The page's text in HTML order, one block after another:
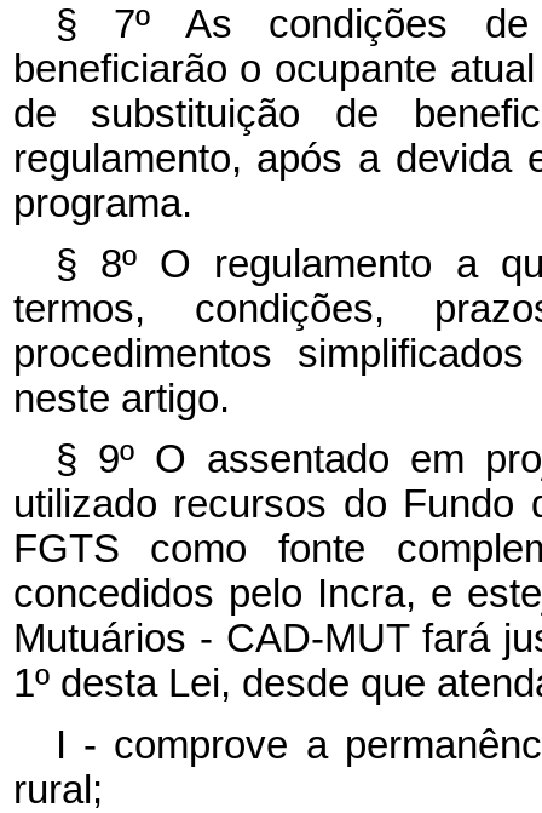
§ 7º As condições
beneficiarão o ocupante
de substituição de
regulamento, após a devida
programa.
§ 8º O regulamento a
termos, condições,
procedimentos
neste artigo.
§ 9º O assentado em
utilizado recursos do Fundo
FGTS como fonte
concedidos pelo Incra, e
Mutuários - CAD-MUT fará
1º desta Lei, desde que
I - comprove a
rural;